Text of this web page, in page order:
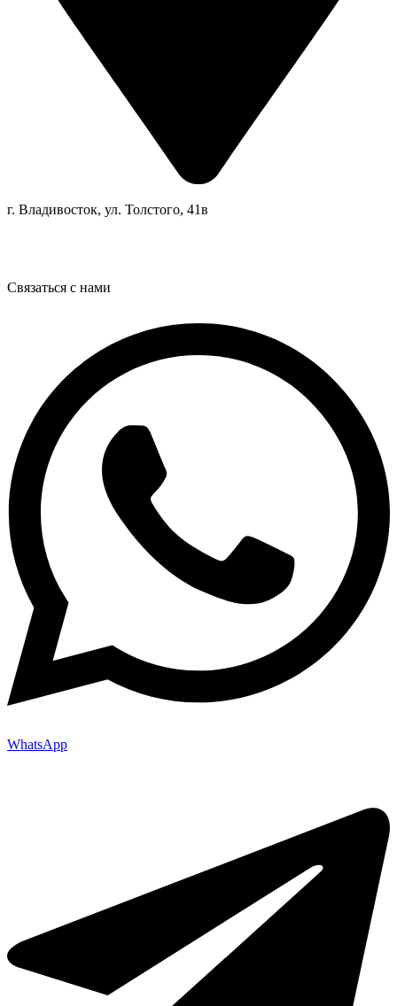
г. Владивосток, ул. Толстого, 41в
Связаться с нами
WhatsApp